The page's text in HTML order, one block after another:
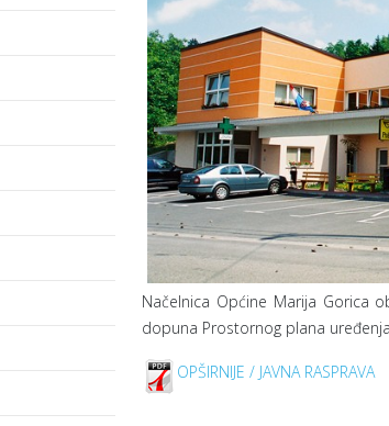
Načelnica Općine Marija Gorica
dopuna Prostornog plana
OPŠIRNIJE / JAVNA RASPRAVA